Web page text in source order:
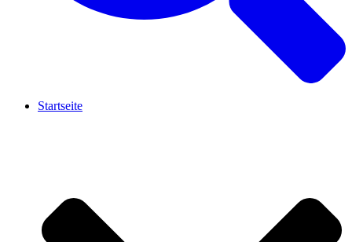
Startseite